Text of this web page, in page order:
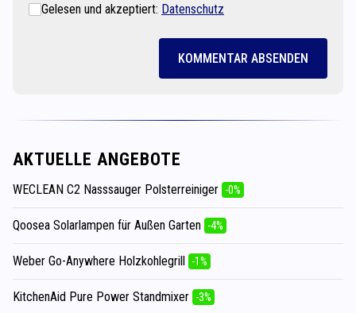
Gelesen und akzeptiert: Datenschutz
KOMMENTAR ABSENDEN
AKTUELLE ANGEBOTE
WECLEAN C2 Nasssauger Polsterreiniger -0%
Qoosea Solarlampen für Außen Garten -4%
Weber Go-Anywhere Holzkohlegrill -1%
KitchenAid Pure Power Standmixer -3%